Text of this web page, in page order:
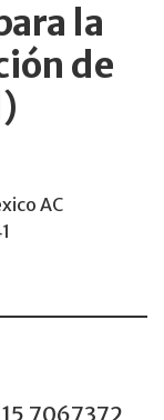
la
de
AC
7067372